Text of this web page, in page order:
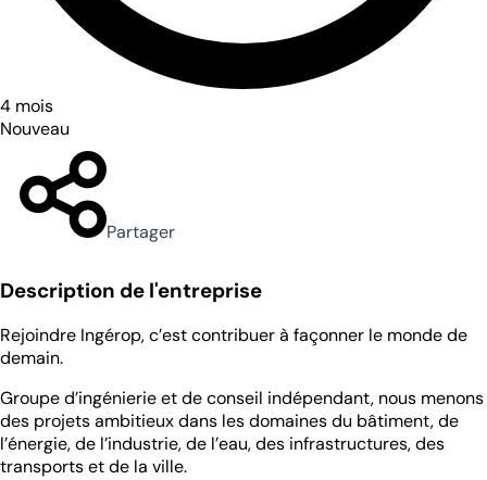
4 mois
Nouveau
Partager
Description de l'entreprise
Rejoindre Ingérop, c’est contribuer à façonner le monde de
demain.
Groupe d’ingénierie et de conseil indépendant, nous menons
des projets ambitieux dans les domaines du bâtiment, de
l’énergie, de l’industrie, de l’eau, des infrastructures, des
transports et de la ville.